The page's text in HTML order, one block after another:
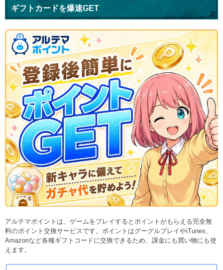
ギフトカードを爆速GET
アルテマポイントは、ゲームをプレイするとポイントがもらえる完全無
料のポイント交換サービスです。ポイントはグーグルプレイやiTunes、
Amazonなど各種ギフトコードに交換できるため、課金にも買い物にも使
えます。